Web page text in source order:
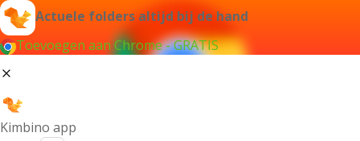
Actuele folders altijd bij de hand
Toevoegen aan Chrome - GRATIS
Kimbino app